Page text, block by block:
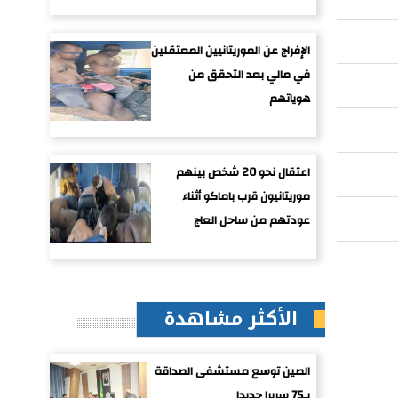
الإفراج عن الموريتانيين المعتقلين
في مالي بعد التحقق من
هوياتهم
اعتقال نحو 20 شخص بينهم
موريتانيون قرب باماكو أثناء
عودتهم من ساحل العاج
الأكثر مشاهدة
الصين توسع مستشفى الصداقة